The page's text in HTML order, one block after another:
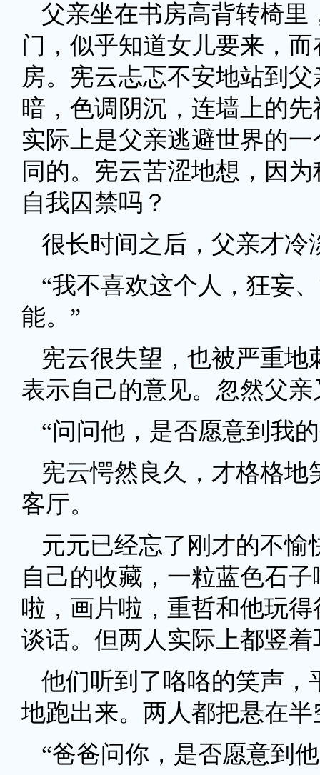
父亲坐在书房高背转椅里
门，似乎知道女儿要来，
房。宪云忐忑不安地站到
暗，色调阴沉，连墙上的
实际上是父亲逃避世界的
同的。宪云苦涩地想，因
自我囚禁吗？
很长时间之后，父亲才冷
“我不喜欢这个人，狂妄
能。”
宪云很失望，也被严重
表示自己的意见。忽然父亲
“问问他，是否愿意到我
宪云愕然良久，才格格
客厅。
元元已经忘了刚才的不
自己的收藏，一粒蓝色石
啦，画片啦，重哲和他玩
谈话。但两人实际上都竖
他们听到了咯咯的笑声，
地跑出来。两人都把悬在
“爸爸问你，是否愿意到